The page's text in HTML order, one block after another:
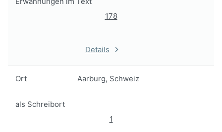
178
Details
Ort Aarburg, Schweiz
als Schreibort
1